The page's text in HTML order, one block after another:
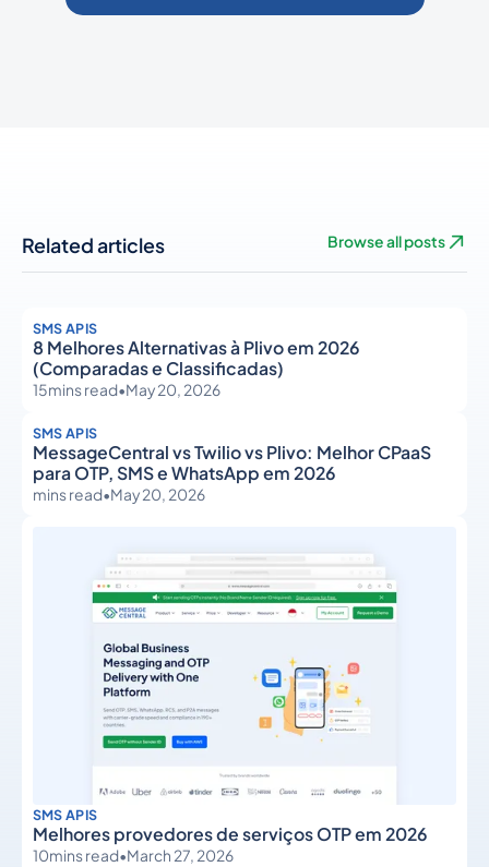
Related articles Browse all posts
SMS APIS
8 Melhores Alternativas à Plivo em 2026
(Comparadas e Classificadas)
15mins read•May 20, 2026
SMS APIS
MessageCentral vs Twilio vs Plivo: Melhor CPaaS
para OTP, SMS e WhatsApp em 2026
mins read•May 20, 2026
SMS APIS
Melhores provedores de serviços OTP em 2026
10mins read•March 27, 2026